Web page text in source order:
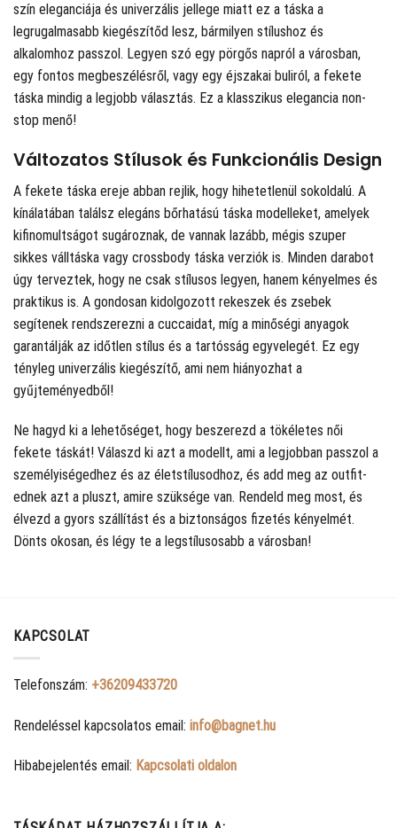
szín eleganciája és univerzális jellege miatt ez a táska a
legrugalmasabb kiegészítőd lesz, bármilyen stílushoz és
alkalomhoz passzol. Legyen szó egy pörgős napról a városban,
egy fontos megbeszélésről, vagy egy éjszakai buliról, a fekete
táska mindig a legjobb választás. Ez a klasszikus elegancia non-
stop menő!
Változatos Stílusok és Funkcionális Design
A fekete táska ereje abban rejlik, hogy hihetetlenül sokoldalú. A
kínálatában találsz elegáns bőrhatású táska modelleket, amelyek
kifinomultságot sugároznak, de vannak lazább, mégis szuper
sikkes válltáska vagy crossbody táska verziók is. Minden darabot
úgy terveztek, hogy ne csak stílusos legyen, hanem kényelmes és
praktikus is. A gondosan kidolgozott rekeszek és zsebek
segítenek rendszerezni a cuccaidat, míg a minőségi anyagok
garantálják az időtlen stílus és a tartósság egyvelegét. Ez egy
tényleg univerzális kiegészítő, ami nem hiányozhat a
gyűjteményedből!
Ne hagyd ki a lehetőséget, hogy beszerezd a tökéletes női
fekete táskát! Válaszd ki azt a modellt, ami a legjobban passzol a
személyiségedhez és az életstílusodhoz, és add meg az outfit-
ednek azt a pluszt, amire szüksége van. Rendeld meg most, és
élvezd a gyors szállítást és a biztonságos fizetés kényelmét.
Dönts okosan, és légy te a legstílusosabb a városban!
KAPCSOLAT
Telefonszám: +36209433720
Rendeléssel kapcsolatos email: info@bagnet.hu
Hibabejelentés email: Kapcsolati oldalon